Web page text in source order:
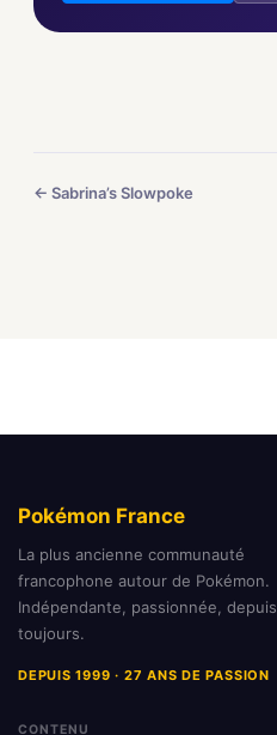
← Sabrina’s Slowpoke
Pokémon France
La plus ancienne communauté
francophone autour de Pokémon.
Indépendante, passionnée, depuis
toujours.
DEPUIS 1999 · 27 ANS DE PASSION
CONTENU